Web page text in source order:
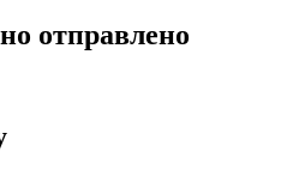
отправлено